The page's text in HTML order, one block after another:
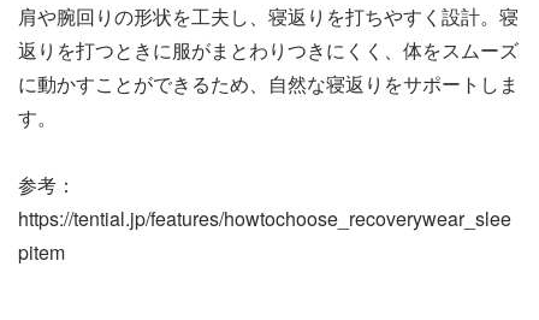
肩や腕回りの形状を工夫し、寝返りを打ちやすく設計。寝
返りを打つときに服がまとわりつきにくく、体をスムーズ
に動かすことができるため、自然な寝返りをサポートしま
す。
参考：
https://tential.jp/features/howtochoose_recoverywear_slee
pitem